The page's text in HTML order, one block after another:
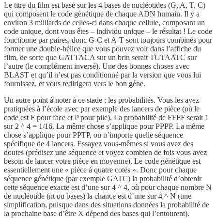
Le titre du film est basé sur les 4 bases de nucléotides (G, A, T, C)
qui composent le code génétique de chaque ADN humain. Il y a
environ 3 milliards de celles-ci dans chaque cellule, composant un
code unique, dont vous êtes – individu unique – le résultat ! Le code
fonctionne par paires, donc G-C et A-T sont toujours combinés pour
former une double-hélice que vous pouvez voir dans l’affiche du
film, de sorte que GATTACA sur un brin serait TGTAATC sur
l’autre (le complément inversé). Une des bonnes choses avec
BLAST et qu’il n’est pas conditionné par la version que vous lui
fournissez, et vous redirigera vers le bon gène.
Un autre point à noter à ce stade ; les probabilités. Vous les avez
pratiquées à l’école avec par exemple des lancers de pièce (où le
code est F pour face et P pour pile). La probabilité de FFFF serait 1
sur 2 ^ 4 = 1/16. La même chose s’applique pour PPPP. La même
chose s’applique pour PPTP, ou n’importe quelle séquence
spécifique de 4 lancers. Essayez vous-mêmes si vous avez des
doutes (prédisez une séquence et voyez combien de fois vous avez
besoin de lancer votre pièce en moyenne). Le code génétique est
essentiellement une « pièce à quatre cotés ». Donc pour chaque
séquence génétique (par exemple GATC) la probabilité d’obtenir
cette séquence exacte est d’une sur 4 ^ 4, où pour chaque nombre N
de nucléotide (nt ou bases) la chance est d’une sur 4 ^ N (une
simplification, puisque dans des situations données la probabilité de
la prochaine base d’être X dépend des bases qui l’entourent).